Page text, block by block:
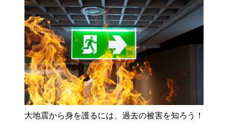
大地震から身を護るには、過去の被害を知ろう！